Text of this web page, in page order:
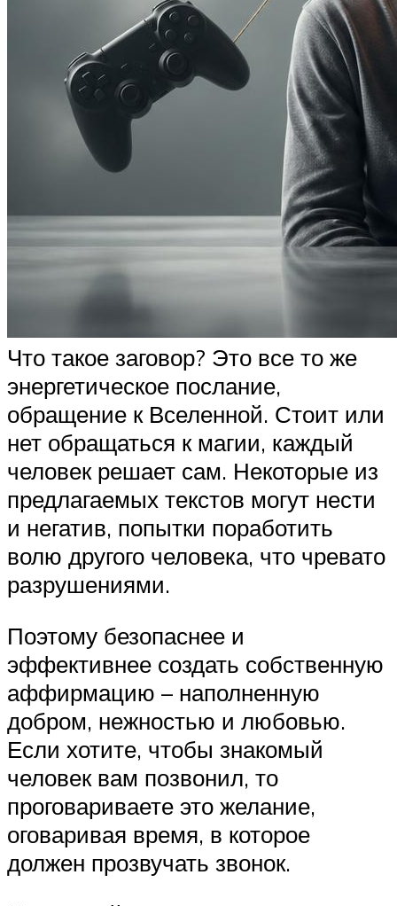
Что такое заговор? Это все то же
энергетическое послание,
обращение к Вселенной. Стоит или
нет обращаться к магии, каждый
человек решает сам. Некоторые из
предлагаемых текстов могут нести
и негатив, попытки поработить
волю другого человека, что чревато
разрушениями.
Поэтому безопаснее и
эффективнее создать собственную
аффирмацию – наполненную
добром, нежностью и любовью.
Если хотите, чтобы знакомый
человек вам позвонил, то
проговариваете это желание,
оговаривая время, в которое
должен прозвучать звонок.